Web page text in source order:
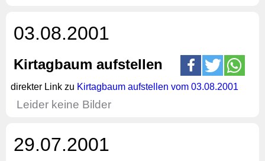
03.08.2001
Kirtagbaum aufstellen
direkter Link zu Kirtagbaum aufstellen vom 03.08.2001
Leider keine Bilder
29.07.2001